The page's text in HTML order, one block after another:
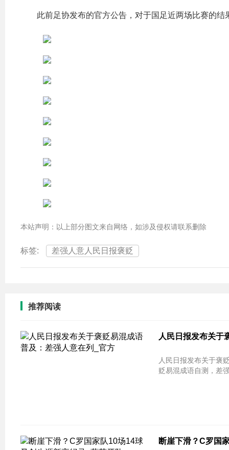
此前足协发布的官方公告，对于国足近两场比赛的
本站声明：以上部分图文来自网络，如涉及侵权请联系删除
标签: 差强人意人民日报褒贬
推荐阅读
人民日报发布关于
人民日报发布关于褒
贬易混成语自测，差
断崖下滑？C罗国